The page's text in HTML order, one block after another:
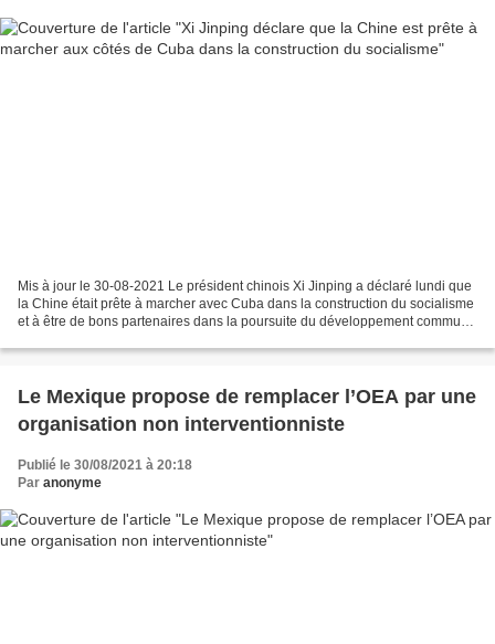
Mis à jour le 30-08-2021 Le président chinois Xi Jinping a déclaré lundi que
la Chine était prête à marcher avec Cuba dans la construction du socialisme
et à être de bons partenaires dans la poursuite du développement commun,
Le Mexique propose de remplacer l’OEA par une
organisation non interventionniste
Publié le 30/08/2021 à 20:18
Par anonyme